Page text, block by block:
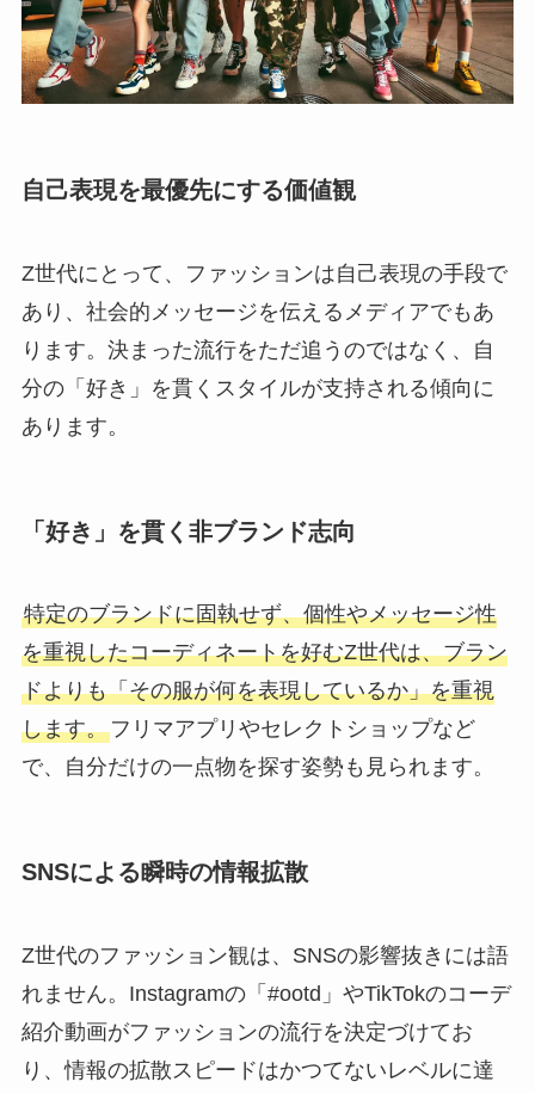
自己表現を最優先にする価値観
Z世代にとって、ファッションは自己表現の手段で
あり、社会的メッセージを伝えるメディアでもあ
ります。決まった流行をただ追うのではなく、自
分の「好き」を貫くスタイルが支持される傾向に
あります。
「好き」を貫く非ブランド志向
特定のブランドに固執せず、個性やメッセージ性
を重視したコーディネートを好むZ世代は、ブラン
ドよりも「その服が何を表現しているか」を重視
します。フリマアプリやセレクトショップなど
で、自分だけの一点物を探す姿勢も見られます。
SNSによる瞬時の情報拡散
Z世代のファッション観は、SNSの影響抜きには語
れません。Instagramの「#ootd」やTikTokのコーデ
紹介動画がファッションの流行を決定づけてお
り、情報の拡散スピードはかつてないレベルに達